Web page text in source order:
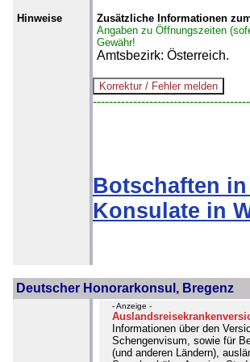
Hinweise
Zusätzliche Informationen
Angaben zu Öffnungszeiten
Gewähr!
Amtsbezirk: Österreich.
Botschaften in
Konsulate in
Deutscher Honorarkonsul, Bregenz
- Anzeige -
Informationen über den
Schengenvisum, sowie für
(und anderen Ländern),